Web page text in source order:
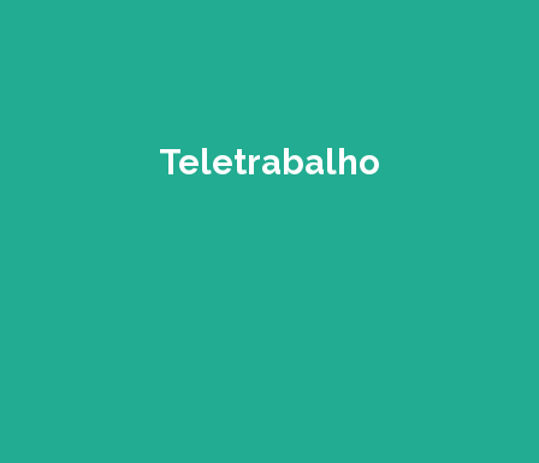
Teletrabalho